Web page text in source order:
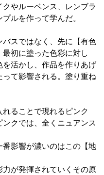
クやルーベンス、レンブラ
ルを作って学んだ。
バスではなく、先に【有色
初に塗った色彩に対し
活かし、作品を作りあげ
て影響される。塗り重ね
ることで現れるピンク
クでは、全くニュアンス
影響が濃いのはこの【地
が発揮されていくその原